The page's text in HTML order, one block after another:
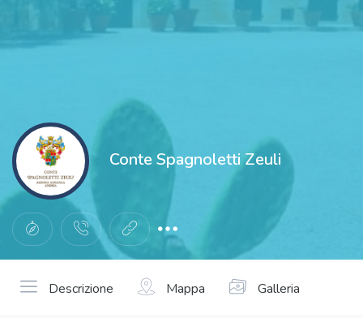
Conte Spagnoletti Zeuli
Descrizione Mappa Galleria